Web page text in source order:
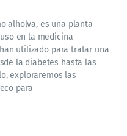
alholva, es una planta
en la medicina
utilizado para tratar una
la diabetes hasta las
exploraremos las
para